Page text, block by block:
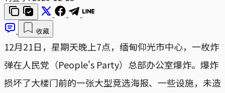
收藏
12月21日，星期天晚上7点，缅甸仰光市中心，一枚炸
弹在人民党（People's Party）总部办公室爆炸。爆炸
损坏了大楼门前的一张大型竞选海报、一些设施，未造